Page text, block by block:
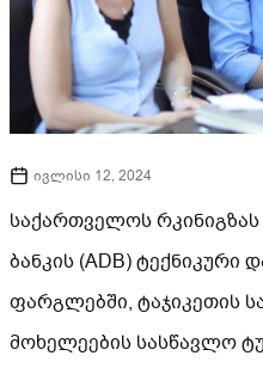
ივლისი 12, 2024
საქართველოს რკინიგზას
ბანკის (ADB) ტექნიკური
ფარგლებში, ტაჯიკეთის
მოხელეების სასწავლო